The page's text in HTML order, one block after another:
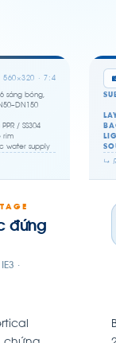
560×320 · 7:4
sáng bóng,
/ SS304
rim
water supply
đứng
·
↳